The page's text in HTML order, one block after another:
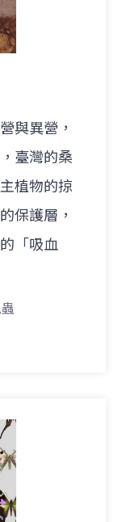
與異營，
臺灣的桑
植物的掠
保護層，
「吸血